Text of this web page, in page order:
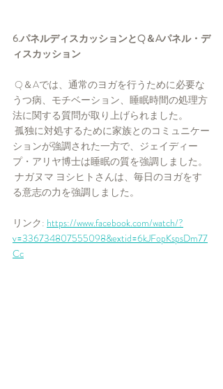
6.パネルディスカッションとQ＆Aパネル・デ
ィスカッション
うつ病、モチベーション、睡眠時間の処理方
法に関する質問が取り上げられました。
ションが強調された一方で、ジェイディー
プ・アリヤ博士は睡眠の質を強調しました。
る意志の力を強調しました。
リンク: https://www.facebook.com/watch/?
v=336734807555098&extid=6kJFopKspsDm77
Cc